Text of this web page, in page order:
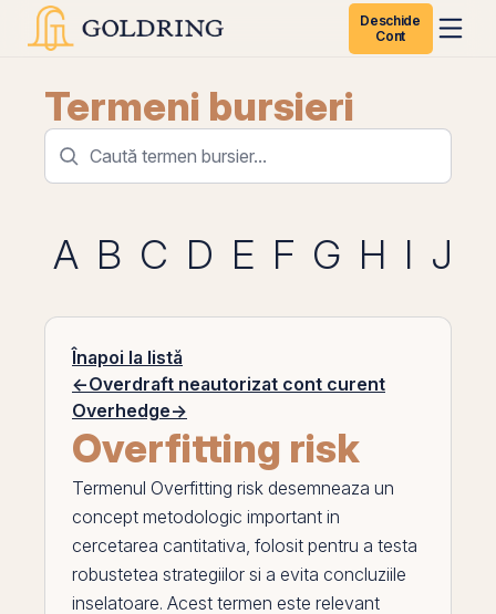
Deschide
Cont
Termeni bursieri
A B C D E F G H I J
Înapoi la listă
←Overdraft neautorizat cont curent
Overhedge→
Overfitting risk
Termenul Overfitting risk desemneaza un
concept metodologic important in
cercetarea cantitativa, folosit pentru a testa
robustetea strategiilor si a evita concluziile
inselatoare. Acest termen este relevant